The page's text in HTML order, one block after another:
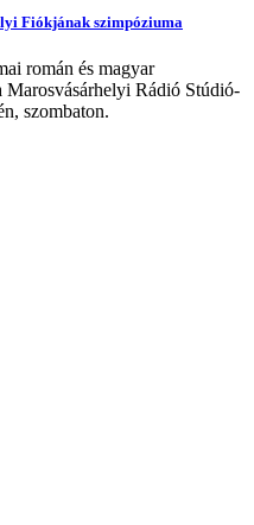
Fiókjának szimpóziuma
román és magyar
Rádió Stúdió-
szombaton.